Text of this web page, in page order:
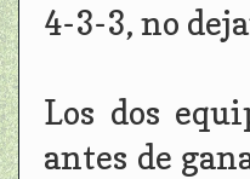
4-3-3, no
Los dos
antes de